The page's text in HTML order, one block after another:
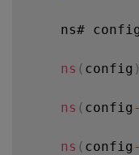
ns#
ns ( config )
ns ( config -
ns ( config -